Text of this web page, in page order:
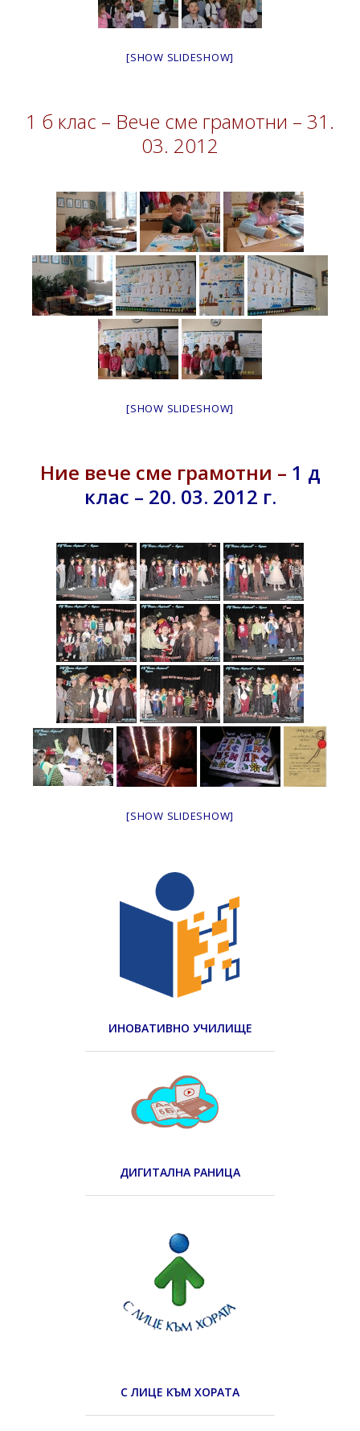
[SHOW SLIDESHOW]
1 б клас – Вече сме грамотни – 31.
03. 2012
[SHOW SLIDESHOW]
Ние вече сме грамотни – 1 д
клас – 20. 03. 2012 г.
[SHOW SLIDESHOW]
ИНОВАТИВНО УЧИЛИЩЕ
ДИГИТАЛНА РАНИЦА
С ЛИЦЕ КЪМ ХОРАТА